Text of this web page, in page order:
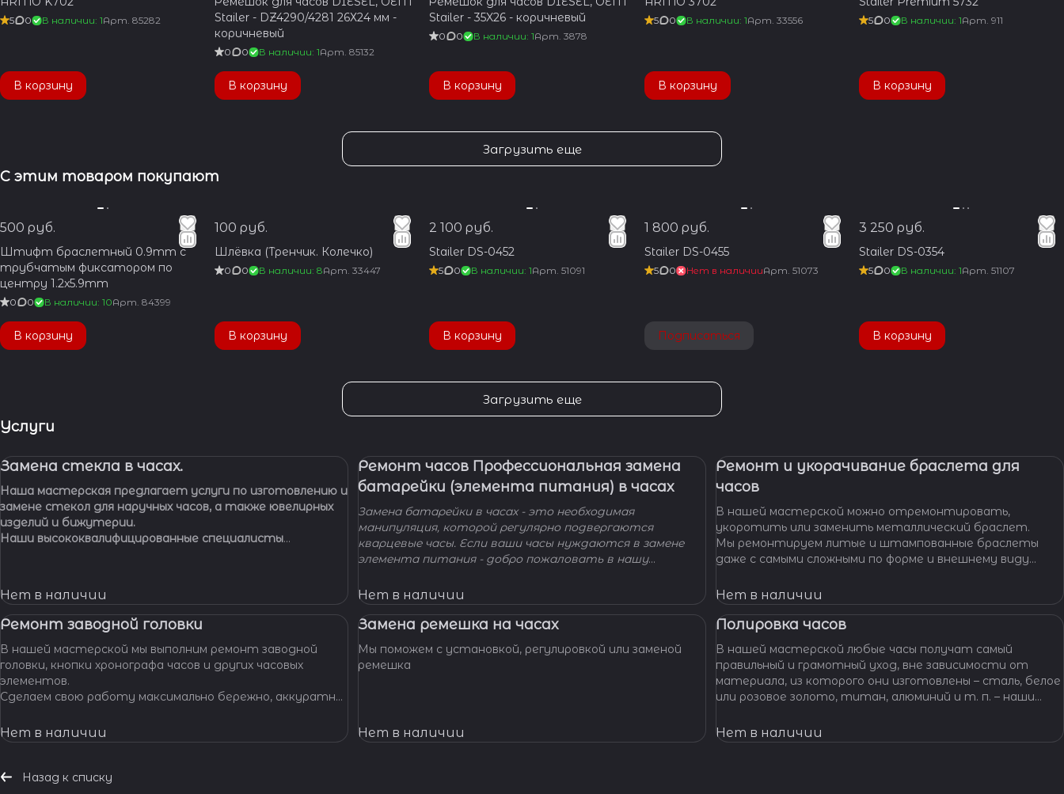
5 0 В наличии: 1Арт. 85282
В корзину
Stailer - DZ4290/4281 26Х24 мм -
коричневый
0 0 В наличии: 1Арт.85132
В корзину
Stailer - 35X26 - коричневый
0 0 В наличии: 1Арт.3878
В корзину
5 0 В наличии: 1Арт. 33556
В корзину
5 0 В наличии: 1Арт. 911
В корзину
Загрузить еще
С этим товаром покупают
500 руб.
Штифт браслетный 0.9mm с
трубчатым фиксатором по
центру 1.2x5.9mm
0 0 В наличии: 10Арт. 84399
В корзину
100 руб.
Шлёвка (Тренчик. Колечко)
0 0 В наличии: 8Арт.33447
В корзину
2 100 руб.
Stailer DS-0452
5 0 В наличии: 1Арт.51091
В корзину
1 800 руб.
Stailer DS-0455
5 0 Нет в наличииАрт. 51073
Подписаться
3 250 руб.
Stailer DS-0354
5 0 В наличии: 1Арт. 51107
В корзину
Загрузить еще
Услуги
Замена стекла в часах.
Наша мастерская предлагает услуги по изготовлению и
замене стекол для наручных часов, а также ювелирных
изделий и бижутерии.
Наши высококвалифицированные специалисты
Нет в наличии
Ремонт часов Профессиональная замена
батарейки (элемента питания) в часах
Замена батарейки в часах - это необходимая
манипуляция, которой регулярно подвергаются
кварцевые часы. Если ваши часы нуждаются в замене
элемента питания - добро пожаловать в нашу
вам решить вашу проблему и произведут замену
батарейки профессионально, быстро, качественно и по
доступной цене.
Нет в наличии
Ремонт и укорачивание браслета для
часов
В нашей мастерской можно отремонтировать,
укоротить или заменить металлический браслет.
Мы ремонтируем литые и штампованные браслеты
даже с самыми сложными по форме и внешнему виду
Нет в наличии
Ремонт заводной головки
В нашей мастерской мы выполним ремонт заводной
головки, кнопки хронографа часов и других часовых
элементов.
Сделаем свою работу максимально бережно, аккуратно
часов.
Нет в наличии
Замена ремешка на часах
Мы поможем с установкой, регулировкой или заменой
ремешка
Нет в наличии
Полировка часов
В нашей мастерской любые часы получат самый
правильный и грамотный уход, вне зависимости от
материала, из которого они изготовлены – сталь, белое
или розовое золото, титан, алюминий и т. п. – наши
материал.
Нет в наличии
Назад к списку